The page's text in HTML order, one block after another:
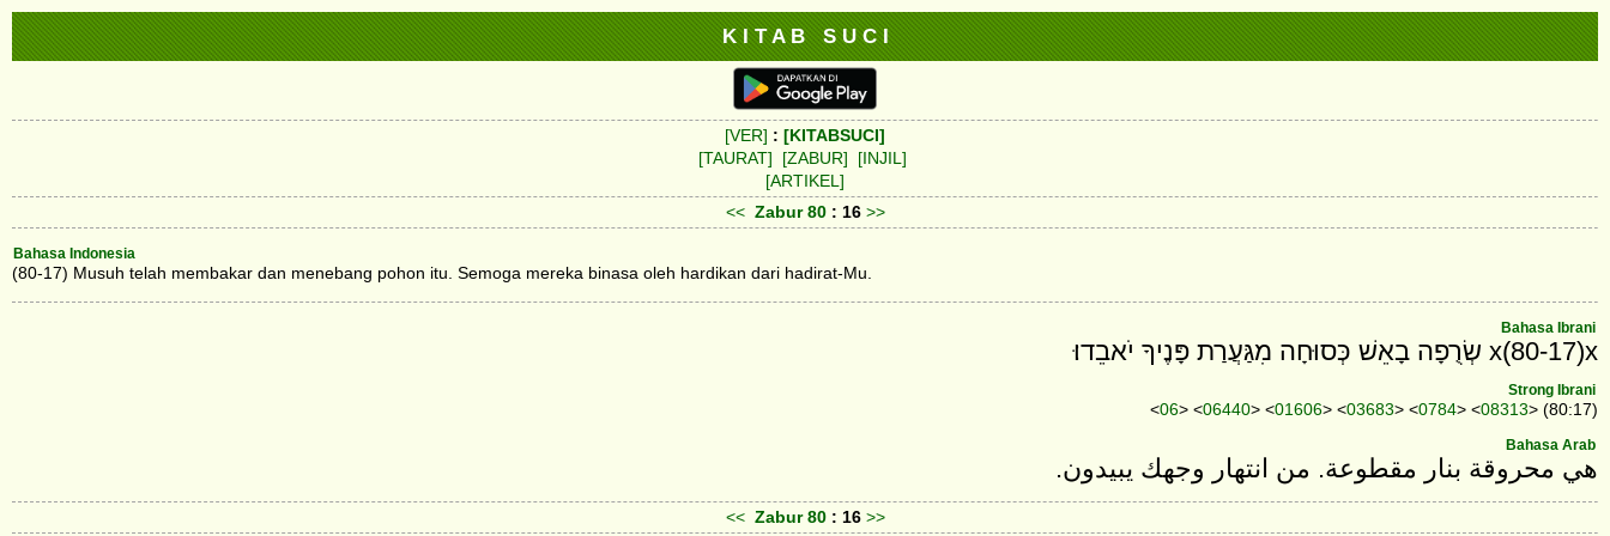
K I T A B S U C I
[VER] : [KITABSUCI]
[TAURAT]
[ZABUR]
[INJIL]
[ARTIKEL]
<< Zabur 80 : 16 >>
Bahasa Indonesia
(80-17) Musuh telah membakar dan menebang pohon itu. Semoga mereka binasa oleh hardikan dari hadirat-Mu.
Bahasa Ibrani
x(80-17)x שְׂרֻפָה בָאֵשׁ כְּסוּחָה מִגַּעֲרַת פָּנֶיךָ יֹאבֵדוּ׃
Strong Ibrani
<06> <06440> <01606> <03683> <0784> <08313> (80:17)
Bahasa Arab
<< Zabur 80 : 16 >>